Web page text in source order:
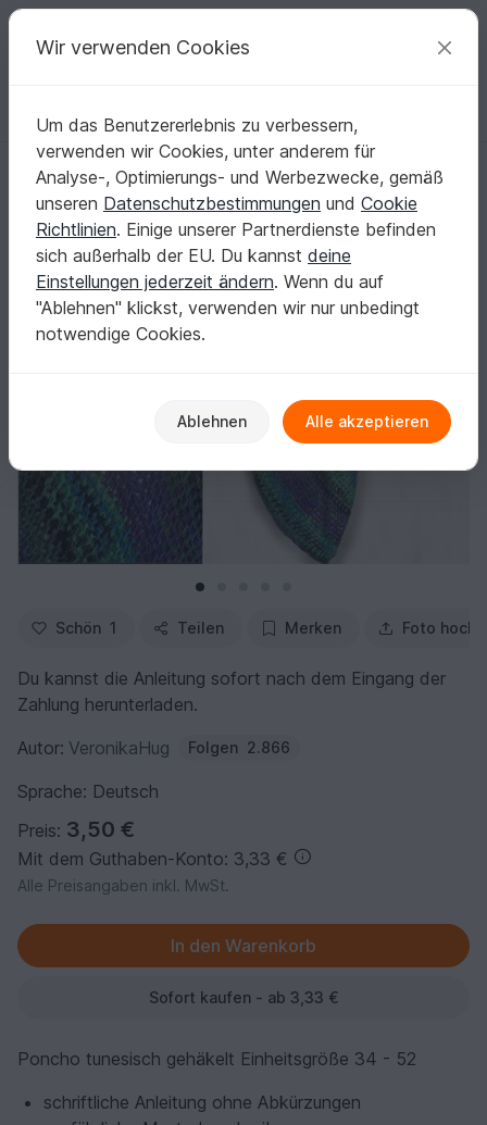
Deine kreativen Ideen
Deutsch | € (EUR) einloggen Kostenlos registrieren
Startseite Häkeln Damen Pullover & Poncho
Poncho Genua - tunesisch gehäkelt
Poncho Genua - tunesisch gehäkelt
Schön 1 Teilen Merken Foto
Du kannst die Anleitung sofort nach dem Eingang der
Zahlung herunterladen.
Autor: VeronikaHug Folgen 2.866
Sprache: Deutsch
Preis: 3,50 €
Mit dem Guthaben-Konto: 3,33 €
Alle Preisangaben inkl. MwSt.
Sofort kaufen - ab 3,33 €
Poncho tunesisch gehäkelt Einheitsgröße 34 - 52
schriftliche Anleitung ohne Abkürzungen
Wir verwenden Cookies
Um das Benutzererlebnis zu verbessern,
verwenden wir Cookies, unter anderem für
Analyse-, Optimierungs- und Werbezwecke, gemäß
unseren Datenschutzbestimmungen und Cookie
Richtlinien. Einige unserer Partnerdienste befinden
sich außerhalb der EU. Du kannst deine
Einstellungen jederzeit ändern. Wenn du auf
"Ablehnen" klickst, verwenden wir nur unbedingt
notwendige Cookies.
Ablehnen Alle akzeptieren